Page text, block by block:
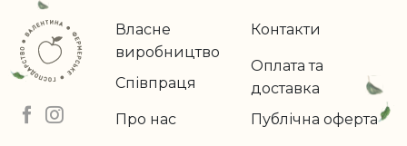
Власне
виробництво
Співпраця
Про нас
Контакти
Оплата та
доставка
Публічна оферта